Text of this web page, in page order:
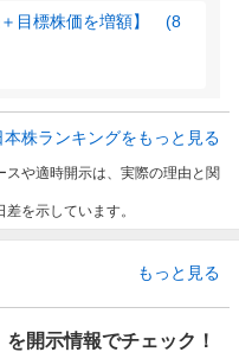
＋目標株価を増額】 (8
株ランキングをもっと見る
や適時開示は、実際の理由と関
を示しています。
もっと見る
を開示情報でチェック！